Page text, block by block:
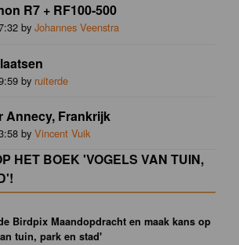
R7 + RF100-500
by Johannes Veenstra
by ruiterde
Annecy, Frankrijk
by Vincent Vuik
HET BOEK 'VOGELS VAN TUIN,
Birdpix Maandopdracht en maak kans op
tuin, park en stad'